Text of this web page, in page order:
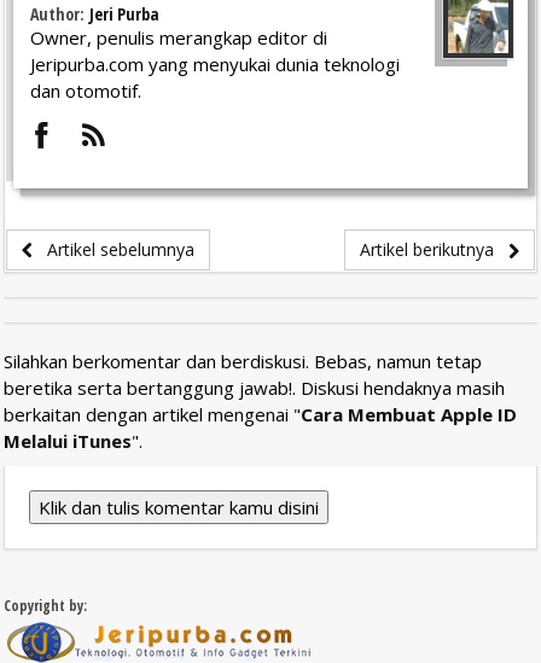
Author: Jeri Purba
Owner, penulis merangkap editor di
Jeripurba.com yang menyukai dunia teknologi
dan otomotif.
Artikel sebelumnya Artikel berikutnya
Silahkan berkomentar dan berdiskusi. Bebas, namun tetap
beretika serta bertanggung jawab!. Diskusi hendaknya masih
berkaitan dengan artikel mengenai "Cara Membuat Apple ID
Melalui iTunes".
Klik dan tulis komentar kamu disini
Copyright by: